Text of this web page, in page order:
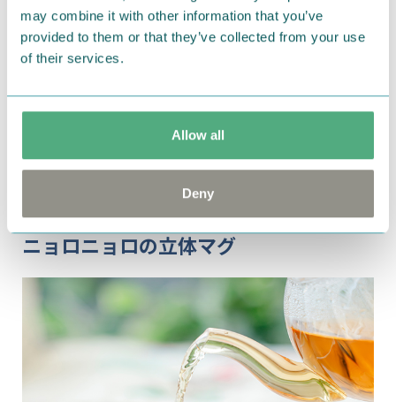
may combine it with other information that you’ve
provided to them or that they’ve collected from your use
of their services.
Allow all
Deny
忙しい合間にふと目に入るだけで気分がやわらぐ、ム
ーミングッズを集めました。
お仕事や勉強時間がもっと楽しくなるアイテムをご紹
ニョロニョロの立体マグ